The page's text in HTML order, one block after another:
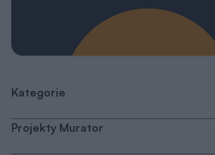
Kategorie
Projekty Murator